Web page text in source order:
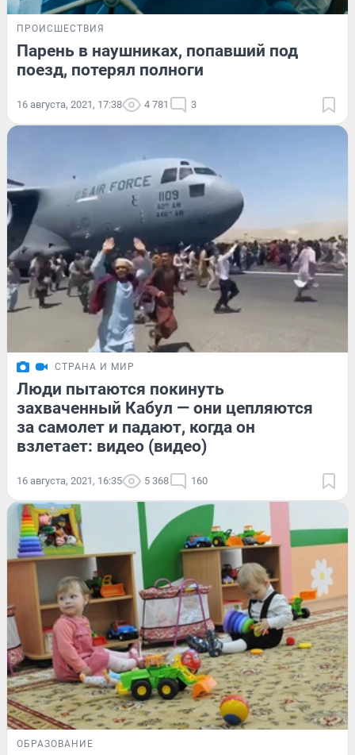
ПРОИСШЕСТВИЯ
Парень в наушниках, попавший под
поезд, потерял полноги
16 августа, 2021, 17:38 4 781 3
СТРАНА И МИР
Люди пытаются покинуть
захваченный Кабул — они цепляются
за самолет и падают, когда он
взлетает: видео (видео)
16 августа, 2021, 16:35 5 368 160
ОБРАЗОВАНИЕ